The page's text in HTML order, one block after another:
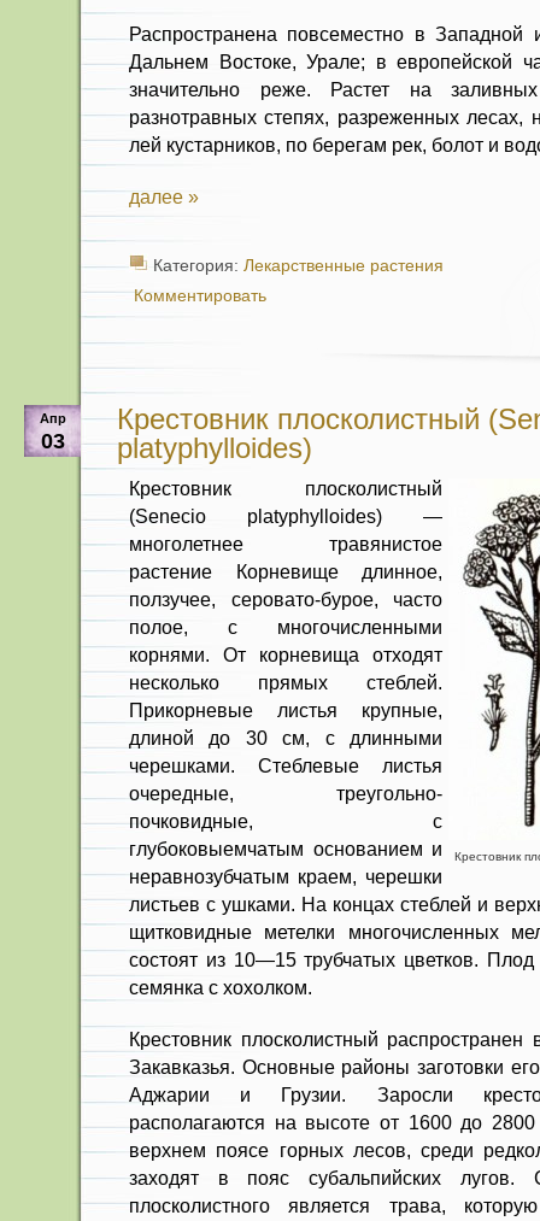
Распространена повсеместно в
Даль­нем Востоке, Урале; в европейской
значительно реже. Растет на
разнотравных степях, разре­женных лесах,
лей кустарников, по берегам рек, болот и
далее »
Категория: Лекарственные растения
Комментировать
Апр
03
Крестовник плосколистный
platyphylloides)
Крестовник
Крестовник плосколистный
(Senecio platyphylloides) —
многолетнее травянистое
растение Корневище длинное,
ползучее, серовато-бурое, часто
полое, с многочислен­ными
корнями. От корневища отходят
несколько прямых стеблей.
Прикорне­вые листья крупные,
длиной до 30 см, с длинными
черешками. Стеблевые листья
очередные, треугольно-
почковидные, с
глубоковыемчатым основа­нием и
неравнозубчатым краем, череш­ки
листьев с ушками. На концах стеб­лей и
щитковидные метелки многочисленных
состоят из 10—15 трубчатых цветков.
семянка с хохол­ком.
Крестовник плосколистный
За­кавказья. Основные районы заготовки
Аджарии и Грузии. Заросли
располагаются на высоте от 1600 до
верхнем поясе горных лесов, среди
заходят в пояс субальпийских лугов.
плосколистного является трава,